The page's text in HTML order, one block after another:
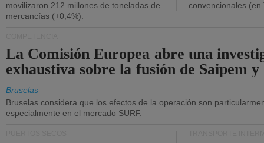
movilizaron 212 millones de toneladas de
mercancías (+0,4%).
convencionales (en
La Comisión Europea abre una
exhaustiva sobre la fusión de Saipem y
Bruselas
Bruselas considera que los efectos de la operación son
especialmente en el mercado SURF.